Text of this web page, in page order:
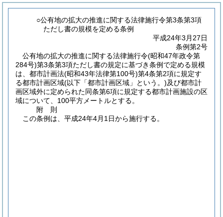
○公有地の拡大の推進に関する法律施行令第3条第3項
ただし書の規模を定める条例
平成24年3月27日
条例第2号
公有地の拡大の推進に関する法律施行令(昭和47年政令第
284号)第3条第3項ただし書の規定に基づき条例で定める規模
は、都市計画法(昭和43年法律第100号)第4条第2項に規定す
る都市計画区域(以下「都市計画区域」という。)及び都市計
画区域外に定められた同条第6項に規定する都市計画施設の区
域について、100平方メートルとする。
附 則
この条例は、平成24年4月1日から施行する。